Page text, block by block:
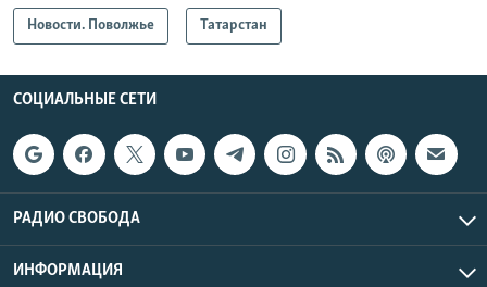
Новости. Поволжье Татарстан
СОЦИАЛЬНЫЕ СЕТИ
РАДИО СВОБОДА
ИНФОРМАЦИЯ